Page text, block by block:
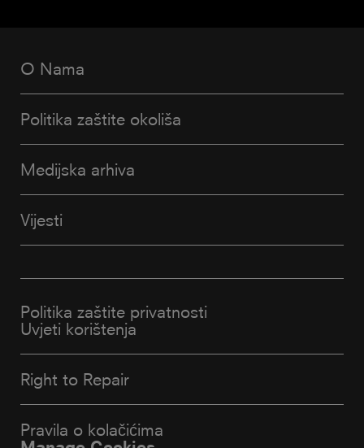
O Nama
Politika zaštite okoliša
Medijska arhiva
Vijesti
Politika zaštite privatnosti
Uvjeti korištenja
Right to Repair
Pravila o kolačićima